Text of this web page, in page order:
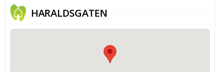
HARALDS­GATEN